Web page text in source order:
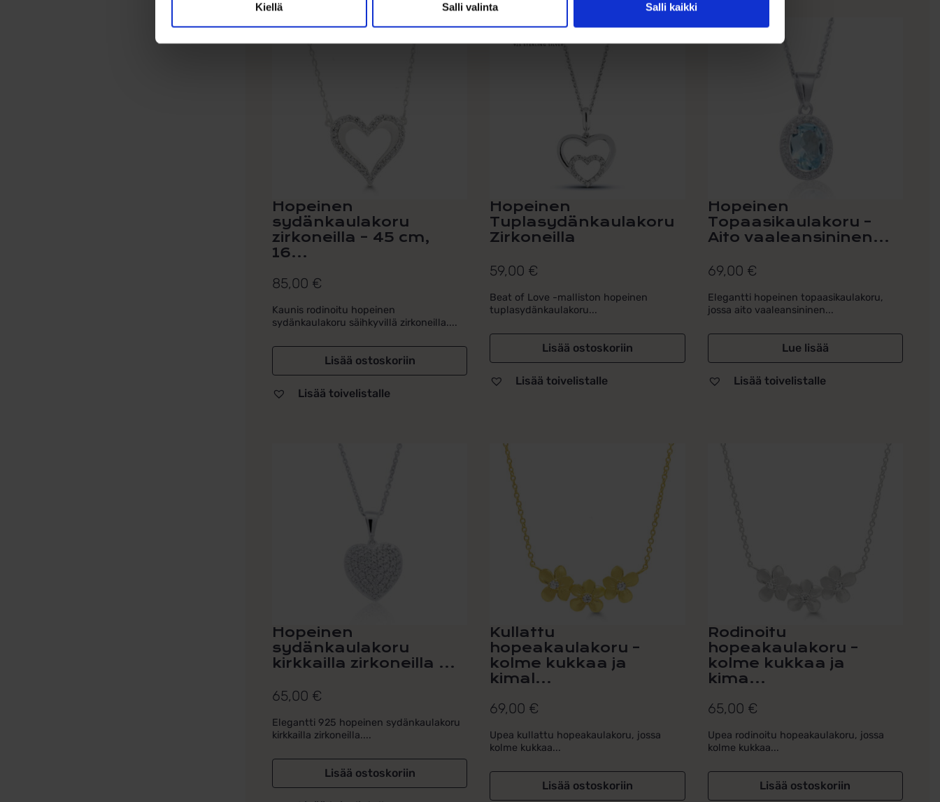
Kiellä Salli valinta Salli kaikki
Hopeinen
sydänkaulakoru
zirkoneilla – 45 cm,
16...
85,00 €
Kaunis rodinoitu hopeinen
sydänkaulakoru säihkyvillä zirkoneilla....
Lisää ostoskoriin
Lisää toivelistalle
Hopeinen
Tuplasydänkaulakoru
Zirkoneilla
59,00 €
Beat of Love -malliston hopeinen
tuplasydänkaulakoru...
Lisää ostoskoriin
Lisää toivelistalle
Hopeinen
Topaasikaulakoru –
Aito vaaleansininen...
69,00 €
Elegantti hopeinen topaasikaulakoru,
jossa aito vaaleansininen...
Lue lisää
Lisää toivelistalle
Hopeinen
sydänkaulakoru
kirkkailla zirkoneilla ...
65,00 €
Elegantti 925 hopeinen sydänkaulakoru
kirkkailla zirkoneilla....
Lisää ostoskoriin
Kullattu
hopeakaulakoru –
kolme kukkaa ja
kimal...
69,00 €
Upea kullattu hopeakaulakoru, jossa
kolme kukkaa...
Lisää ostoskoriin
Rodinoitu
hopeakaulakoru –
kolme kukkaa ja
kima...
65,00 €
Upea rodinoitu hopeakaulakoru, jossa
kolme kukkaa...
Lisää ostoskoriin